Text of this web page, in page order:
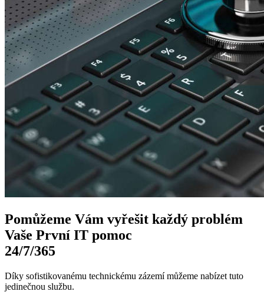
Pomůžeme Vám vyřešit každý problém
Vaše První IT pomoc
24/7/365
Díky sofistikovanému technickému zázemí můžeme nabízet tuto
jedinečnou službu.